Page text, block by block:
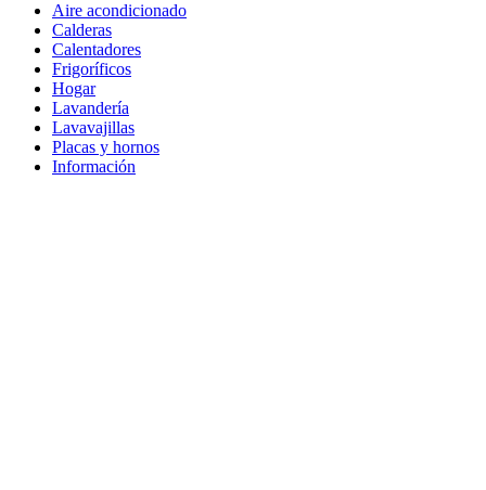
Aire acondicionado
Calderas
Calentadores
Frigoríficos
Hogar
Lavandería
Lavavajillas
Placas y hornos
Información